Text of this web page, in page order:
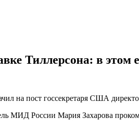
Тиллерсона: в
на пост госсекретаря США
МИД России Мария Захарова